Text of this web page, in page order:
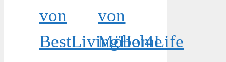
von
BestLivingHome
von
Möbel4Life